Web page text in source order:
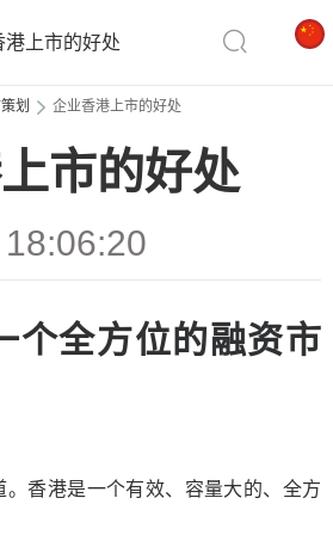
港上市的好处
划 企业香港上市的好处
市的好处
个全方位的融资市
。香港是一个有效、容量大的、全方